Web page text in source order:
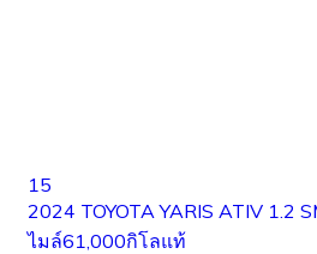
15
2024 TOYOTA YARIS ATIV 1.2
ไมล์61,000กิโลแท้